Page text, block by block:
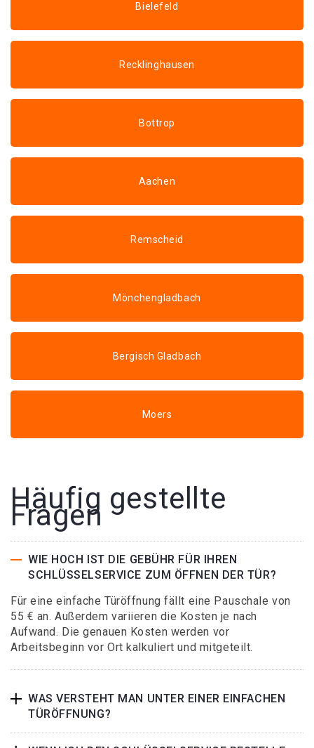
Bielefeld
Recklinghausen
Bottrop
Aachen
Remscheid
Mönchengladbach
Bergisch Gladbach
Moers
Häufig gestellte
Fragen
WIE HOCH IST DIE GEBÜHR FÜR IHREN
SCHLÜSSELSERVICE ZUM ÖFFNEN DER TÜR?
Für eine einfache Türöffnung fällt eine Pauschale von
55 € an. Außerdem variieren die Kosten je nach
Aufwand. Die genauen Kosten werden vor
Arbeitsbeginn vor Ort kalkuliert und mitgeteilt.
WAS VERSTEHT MAN UNTER EINER EINFACHEN
TÜRÖFFNUNG?